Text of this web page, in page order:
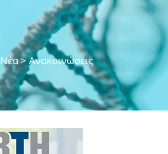
Νέα> Ανακοινώσεις